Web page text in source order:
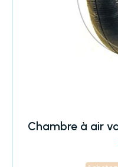
Chambre à air